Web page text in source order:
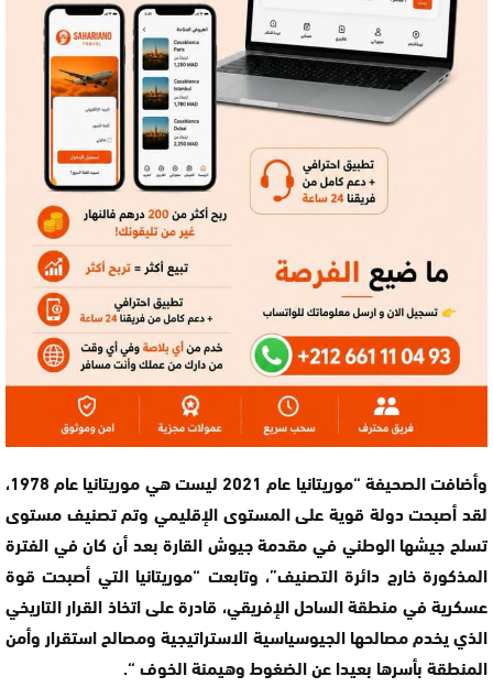
وأضافت الصحيفة “موريتانيا عام 2021 ليست هي موريتانيا عام 1978،
لقد أصبحت دولة قوية على المستوى الإقليمي وتم تصنيف مستوى
تسلح جيشها الوطني في مقدمة جيوش القارة بعد أن كان في الفترة
المذكورة خارج دائرة التصنيف”، وتابعت “موريتانيا التي أصبحت قوة
عسكرية في منطقة الساحل الإفريقي، قادرة على اتخاذ القرار التاريخي
الذي يخدم مصالحها الجيوسياسية الاستراتيجية ومصالح استقرار وأمن
المنطقة بأسرها بعيدا عن الضغوط وهيمنة الخوف “.